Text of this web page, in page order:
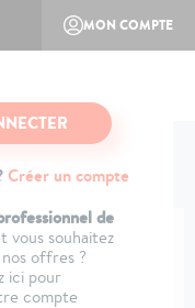
MON COMPTE
Créer un compte
de
vous souhaitez
offres ?
ici pour
compte
SW
Allure